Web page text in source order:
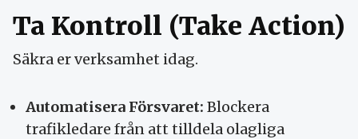
Ta Kontroll (Take Action)
Säkra er verksamhet idag.
Automatisera Försvaret: Blockera
trafikledare från att tilldela olagliga